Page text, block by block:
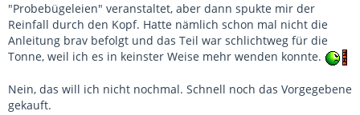
"Probebügeleien" veranstaltet, aber dann spukte mir der
Reinfall durch den Kopf. Hatte nämlich schon mal nicht die
Anleitung brav befolgt und das Teil war schlichtweg für die
Tonne, weil ich es in keinster Weise mehr wenden konnte.
Nein, das will ich nicht nochmal. Schnell noch das Vorgegebene
gekauft.